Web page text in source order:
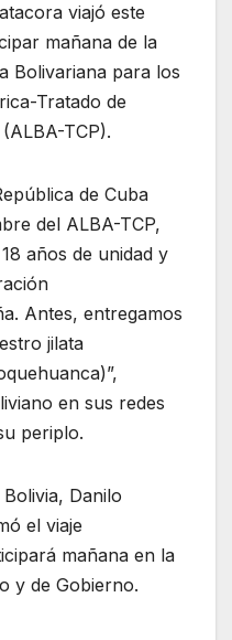
viajó este
mañana de la
Bolivariana para los
Tratado de
TCP).
de Cuba
del ALBA-TCP,
años de unidad y
Antes, entregamos
jilata
en sus redes
periplo.
Danilo
el viaje
mañana en la
y de Gobierno.